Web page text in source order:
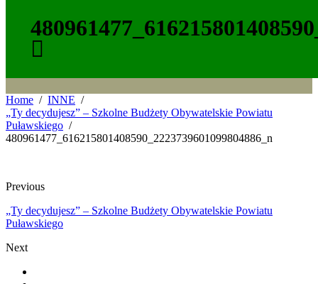
Home
INNE
„Ty decydujesz” – Szkolne Budżety Obywatelskie Powiatu
Puławskiego
480961477_616215801408590_2223739601099804886_n
Previous
„Ty decydujesz” – Szkolne Budżety Obywatelskie Powiatu
Puławskiego
Next